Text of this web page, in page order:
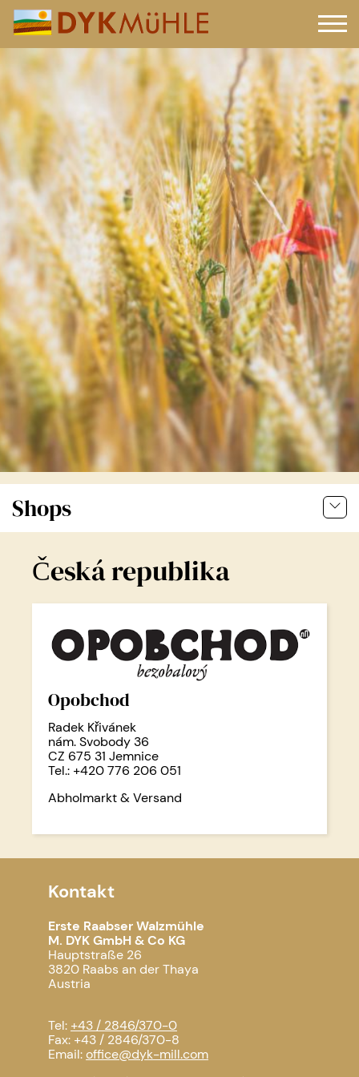
Shops
Česká republika
Opobchod
Radek Křivánek
nám. Svobody 36
CZ 675 31 Jemnice
Tel.: +420 776 206 051
Abholmarkt & Versand
Kontakt
Erste Raabser Walzmühle
M. DYK GmbH & Co KG
Hauptstraße 26
3820 Raabs an der Thaya
Austria
Tel: +43 / 2846/370-0
Fax: +43 / 2846/370-8
Email:office@dyk-mill.com